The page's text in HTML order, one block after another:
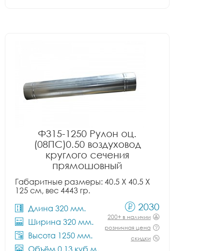
Ф315-1250 Рулон оц.
(08ПС)0.50 воздуховод
круглого сечения
прямошовный
Габаритные размеры: 40.5 X 40.5 X
125 см, вес 4443 гр.
Длина 320 мм.
Ширина 320 мм.
Высота 1250 мм.
Объём 0.13 куб.м.
2030
200+ в наличии
розничная цена
скидки